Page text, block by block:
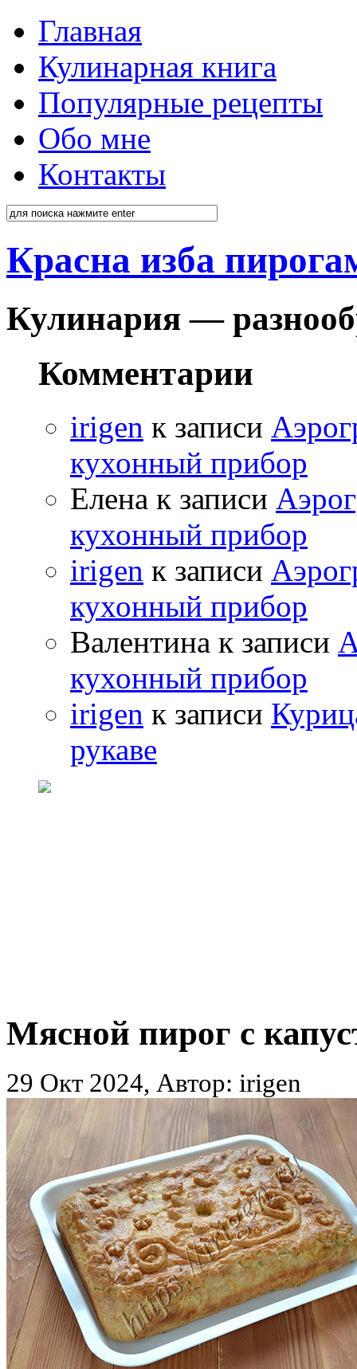
Главная
Кулинарная книга
Популярные рецепты
Обо мне
Контакты
Красна изба
Кулинария —
Комментарии
irigen к записи
кухонный прибор
Елена к записи
кухонный прибор
irigen к записи
кухонный прибор
Валентина к записи
кухонный прибор
irigen к записи
рукаве
Мясной пирог с
29 Окт 2024, Автор: irigen